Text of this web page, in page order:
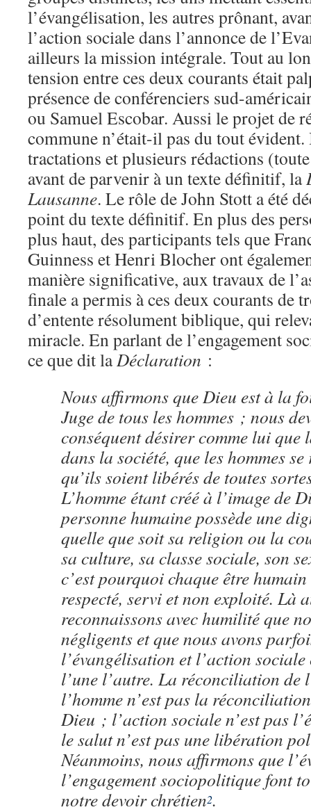
l’évangélisation, les autres prônant,
l’action sociale dans l’annonce de
ailleurs la mission intégrale. Tout au
tension entre ces deux courants était
présence de conférenciers sud-
ou Samuel Escobar. Aussi le projet de
commune n’était-il pas du tout
tractations et plusieurs rédactions
avant de parvenir à un texte définitif, la
Lausanne. Le rôle de John Stott a été
point du texte définitif. En plus des
plus haut, des participants tels que
Guinness et Henri Blocher ont
manière significative, aux travaux de
finale a permis à ces deux courants de
d’entente résolument biblique, qui
miracle. En parlant de l’engagement
ce que dit laDéclaration :
Nous affirmons que Dieu est à la
Juge de tous les hommes ; nous
conséquent désirer comme lui que
dans la société, que les hommes
qu’ils soient libérés de toutes
L’homme étant créé à l’image de
personne humaine possède une
quelle que soit sa religion ou la
sa culture, sa classe sociale, son
c’est pourquoi chaque être
respecté, servi et non exploité. Là
reconnaissons avec humilité que
négligents et que nous avons
l’évangélisation et l’action sociale
l’une l’autre. La réconciliation de
l’homme n’est pas la
Dieu ; l’action sociale n’est pas
le salut n’est pas une libération
Néanmoins, nous affirmons que
l’engagement sociopolitique font
notre devoir chrétien2.